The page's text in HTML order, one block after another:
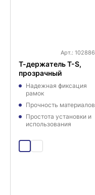
Арт.: 102886
Т-держатель T-S,
прозрачный
Надежная фиксация
рамок
Прочность материалов
Простота установки и
использования